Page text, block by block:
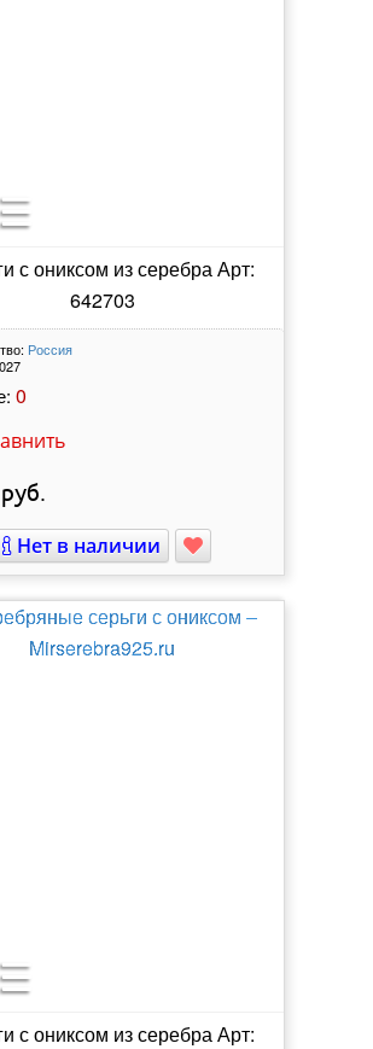
с ониксом из серебра Арт:
642703
Россия
0
руб.
Нет в наличии
с ониксом из серебра Арт: